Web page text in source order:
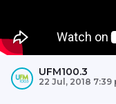
UFM100.3
22 Jul, 2018 7:39